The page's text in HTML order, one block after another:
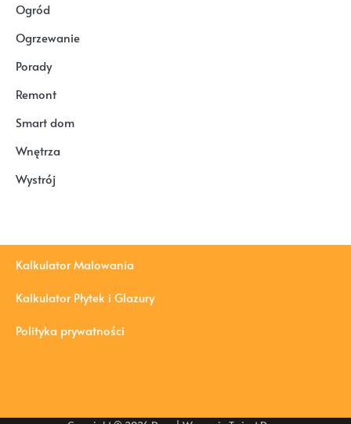
Ogród
Ogrzewanie
Porady
Remont
Smart dom
Wnętrza
Wystrój
Kalkulator Malowania
Kalkulator Płytek i Glazury
Polityka prywatności